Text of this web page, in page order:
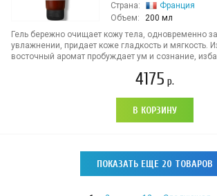
Страна:
Франция
Объем:
200 мл
Гель бережно очищает кожу тела, одновременно
увлажнении, придает коже гладкость и мягкость.
восточный аромат пробуждает ум и сознание,
4175 р.
В КОРЗИНУ
ПОКАЗАТЬ ЕЩЕ 20 ТОВАРОВ